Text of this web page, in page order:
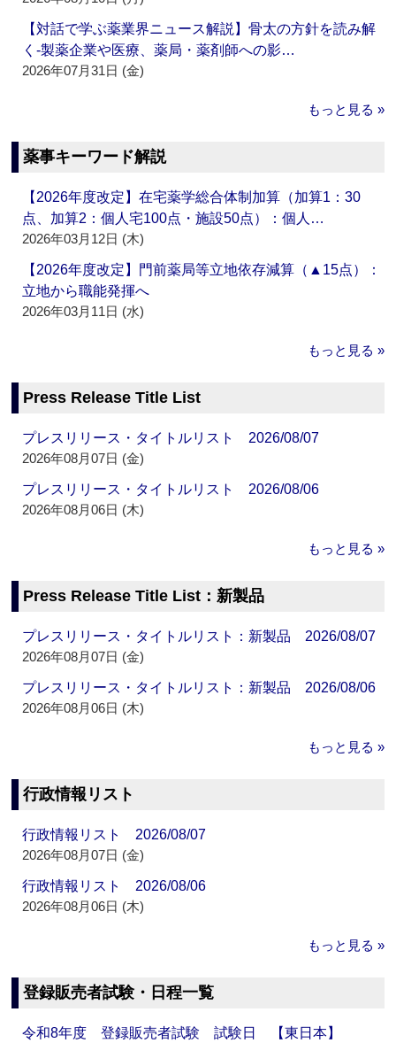
【対話で学ぶ薬業界ニュース解説】骨太の方針を読み解
く‐製薬企業や医療、薬局・薬剤師への影…
2026年07月31日 (金)
もっと見る »
薬事キーワード解説
【2026年度改定】在宅薬学総合体制加算（加算1：30
点、加算2：個人宅100点・施設50点）：個人…
2026年03月12日 (木)
【2026年度改定】門前薬局等立地依存減算（▲15点）：
立地から職能発揮へ
2026年03月11日 (水)
もっと見る »
Press Release Title List
プレスリリース・タイトルリスト 2026/08/07
2026年08月07日 (金)
プレスリリース・タイトルリスト 2026/08/06
2026年08月06日 (木)
もっと見る »
Press Release Title List：新製品
プレスリリース・タイトルリスト：新製品 2026/08/07
2026年08月07日 (金)
プレスリリース・タイトルリスト：新製品 2026/08/06
2026年08月06日 (木)
もっと見る »
行政情報リスト
行政情報リスト 2026/08/07
2026年08月07日 (金)
行政情報リスト 2026/08/06
2026年08月06日 (木)
もっと見る »
登録販売者試験・日程一覧
令和8年度 登録販売者試験 試験日 【東日本】